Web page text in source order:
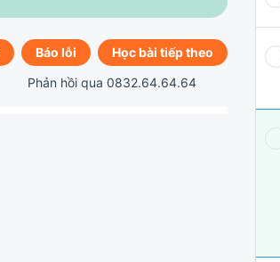
Báo lỗi
Học bài tiếp theo
Phản hồi qua 0832.64.64.64